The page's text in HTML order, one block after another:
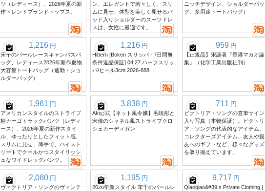
ツ（レディース）、2026年夏の新
作トレンドブランドトップス。
ン、エレガントで若々しく、スリ
ムに見せ、体型を美しく見せるパ
ッド入りショルダーのスーツドレ
スは、女性に最適です。
ニッチデザイン、ショルダーバッ
グ、多用途トートバッグ）
1,216 円
宋千のパールレースキャンバスバ
ッグ、レディース2026年新作夏物
大容量トートバッグ（通勤・ショ
ルダーバッグ）
1,216 円
Hibern [Boken スリッパ - 7日間無
条件返品保証] 04.27 ハーフスリッ
パ/ヒール3cm 2026-888
959 円
【正規品】宋謙著『香港マカオ論
集』（化学工業出版社刊）
1,961 円
アメリカンスタイルのストライプ
柄カーゴトラックパンツ（レディ
ース）、2026年夏の新作スタイ
ル、ゆったりとしたフィット感、
スリムに見せ、薄手で、ハイスト
リートでクールかつスタイリッシ
ュなワイドレッグパンツ。
3,838 円
Akl公式【ネット風令嬢】毛暁彤と
宋倩のシャネル風ストライプクロ
シェカーディガン
711 円
ビクトリア・ソングの直筆サイン
入り写真（本物保証）。ビクトリ
ア・ソングの代表的なアイテム、
コレクターズアイテム、友人や親
友へのギフトなど、様々なグッズ
を取り揃えています。
2,080 円
ヴィクトリア・ソングのヴィンテ
1,195 円
2026年新スタイル 宋千のパールレ
9,717 円
Qiaoqiao&#39;s Private Clothing |